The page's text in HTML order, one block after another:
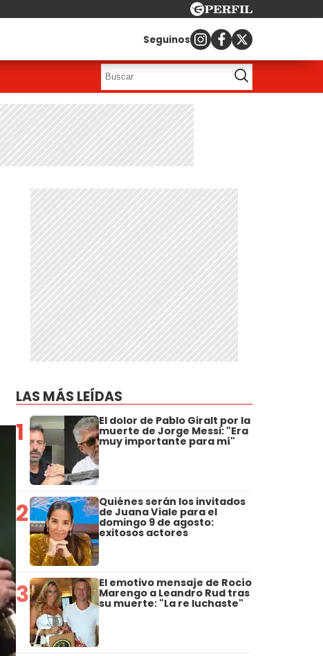
Seguinos
LAS MÁS LEÍDAS
1 El dolor de Pablo Giralt por la
muerte de Jorge Messi: "Era
muy importante para mí"
2 Quiénes serán los invitados
de Juana Viale para el
domingo 9 de agosto:
exitosos actores
3 El emotivo mensaje de Rocío
Marengo a Leandro Rud tras
su muerte: "La re luchaste"